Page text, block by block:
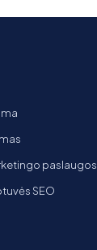
paslaugos
SEO